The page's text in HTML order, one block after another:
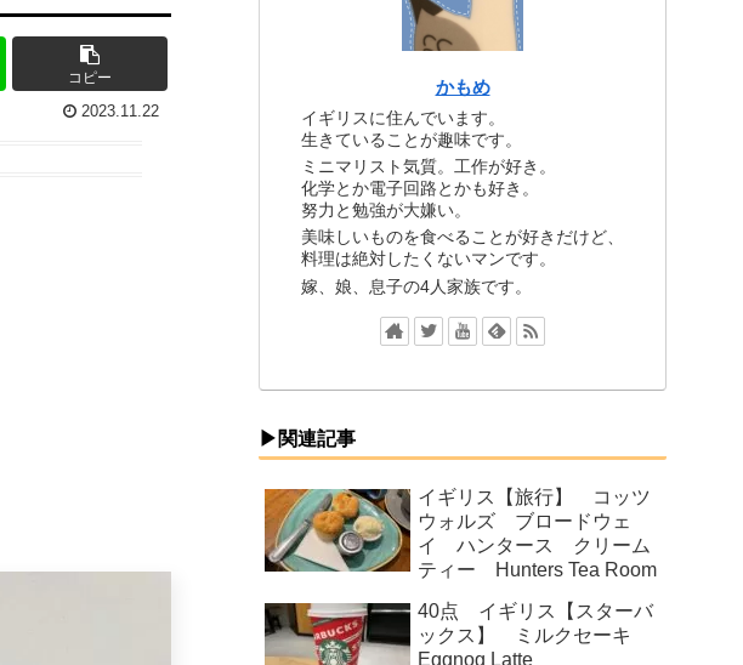
コピー
2023.11.22
かもめ
イギリスに住んでいます。
生きていることが趣味です。
ミニマリスト気質。工作が好き。
化学とか電子回路とかも好き。
努力と勉強が大嫌い。
美味しいものを食べることが好きだけど、
料理は絶対したくないマンです。
嫁、娘、息子の4人家族です。
▶関連記事
イギリス【旅行】 コッツ
ウォルズ ブロードウェ
イ ハンタース クリーム
ティー Hunters Tea Room
40点 イギリス【スターバ
ックス】 ミルクセーキ
Eggnog Latte